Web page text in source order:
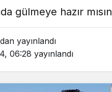
gülmeye hazır
yayınlandı
06:28 yayınlandı